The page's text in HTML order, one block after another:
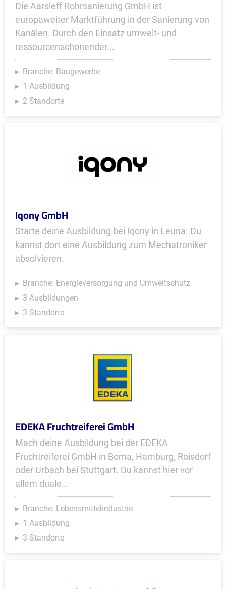
Die Aarsleff Rohrsanierung GmbH ist
europaweiter Marktführung in der Sanierung von
Kanälen. Durch den Einsatz umwelt- und
ressourcenschonender...
Branche: Baugewerbe
1 Ausbildung
2 Standorte
Iqony GmbH
Starte deine Ausbildung bei Iqony in Leuna. Du
kannst dort eine Ausbildung zum Mechatroniker
absolvieren.
Branche: Energieversorgung und Umweltschutz
3 Ausbildungen
3 Standorte
EDEKA Fruchtreiferei GmbH
Mach deine Ausbildung bei der EDEKA
Fruchtreiferei GmbH in Borna, Hamburg, Roisdorf
oder Urbach bei Stuttgart. Du kannst hier vor
allem duale...
Branche: Lebensmittelindustrie
1 Ausbildung
3 Standorte